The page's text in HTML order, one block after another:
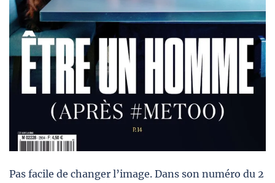
Pas facile de changer l’image. Dans son numéro du 2